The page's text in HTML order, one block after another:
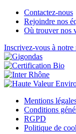
Contactez-nous
Rejoindre nos
Où trouver nos
Inscrivez-vous à notre
Mentions
Conditions
RGPD
Politique de